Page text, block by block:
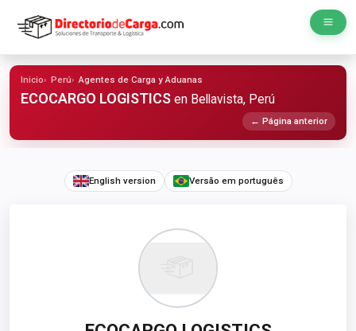
Inicio Perú Agentes de Carga y Aduanas
ECOCARGO LOGISTICS en Bellavista, Perú
← Página anterior
English version Versão em português